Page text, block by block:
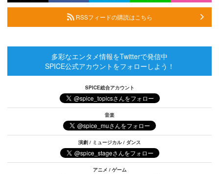
RSSフィードの購読はこちら
多彩なエンタメ情報をTwitterで発信中
SPICE公式アカウントをフォローしよう！
SPICE総合アカウント
音楽
演劇 / ミュージカル / ダンス
アニメ / ゲーム